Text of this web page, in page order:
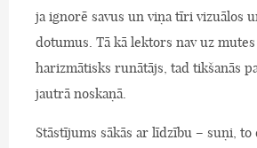
ja ignorē savus un viņa tīri vizuālos
dotumus. Tā kā lektors nav uz
harizmātisks runātājs, tad tikšanās
jautrā noskaņā.
Stāstījums sākās ar līdzību – suņi,